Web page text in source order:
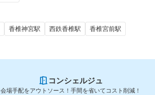
香椎神宮駅 西鉄香椎駅 香椎宮前駅
コンシェルジュ
会場手配をアウトソース！手間を省いてコスト削減！